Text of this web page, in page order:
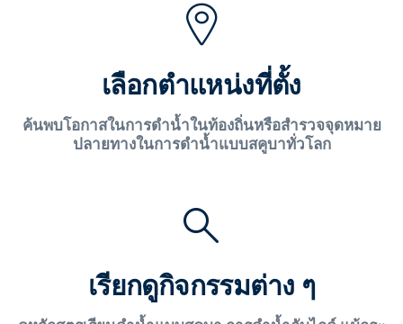
เลือกตำแหน่งที่ตั้ง
ค้นพบโอกาสในการดำน้ำในท้องถิ่นหรือสำรวจจุดหมาย
ปลายทางในการดำน้ำแบบสคูบาทั่วโลก
เรียกดูกิจกรรมต่าง ๆ